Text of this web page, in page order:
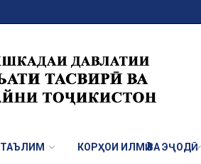
ТАЪЛИМ КОРҲОИ ИЛМӢ ВА ЭҶОДӢ